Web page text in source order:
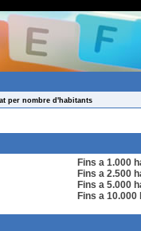
per nombre d'habitants
Fins a 1.000
Fins a 2.500
Fins a 5.000
Fins a